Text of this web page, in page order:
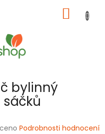
KOŠÍK
bylinný
Podrobnosti hodnocení